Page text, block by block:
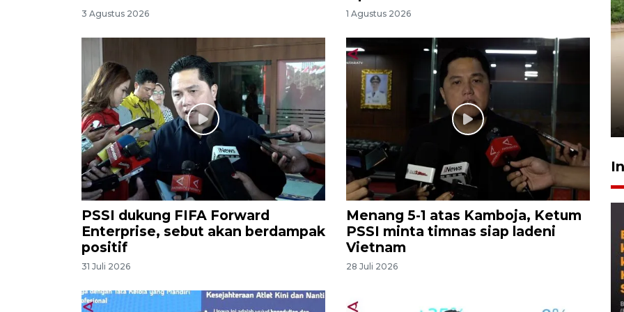
3 Agustus 2026 1 Agustus 2026
PSSI dukung FIFA Forward
Enterprise, sebut akan berdampak
positif
31 Juli 2026
Menang 5-1 atas Kamboja, Ketum
PSSI minta timnas siap ladeni
Vietnam
28 Juli 2026
Gabung Persebaya, striker
timnas Ramadhan Sananta
kembali asah naluri